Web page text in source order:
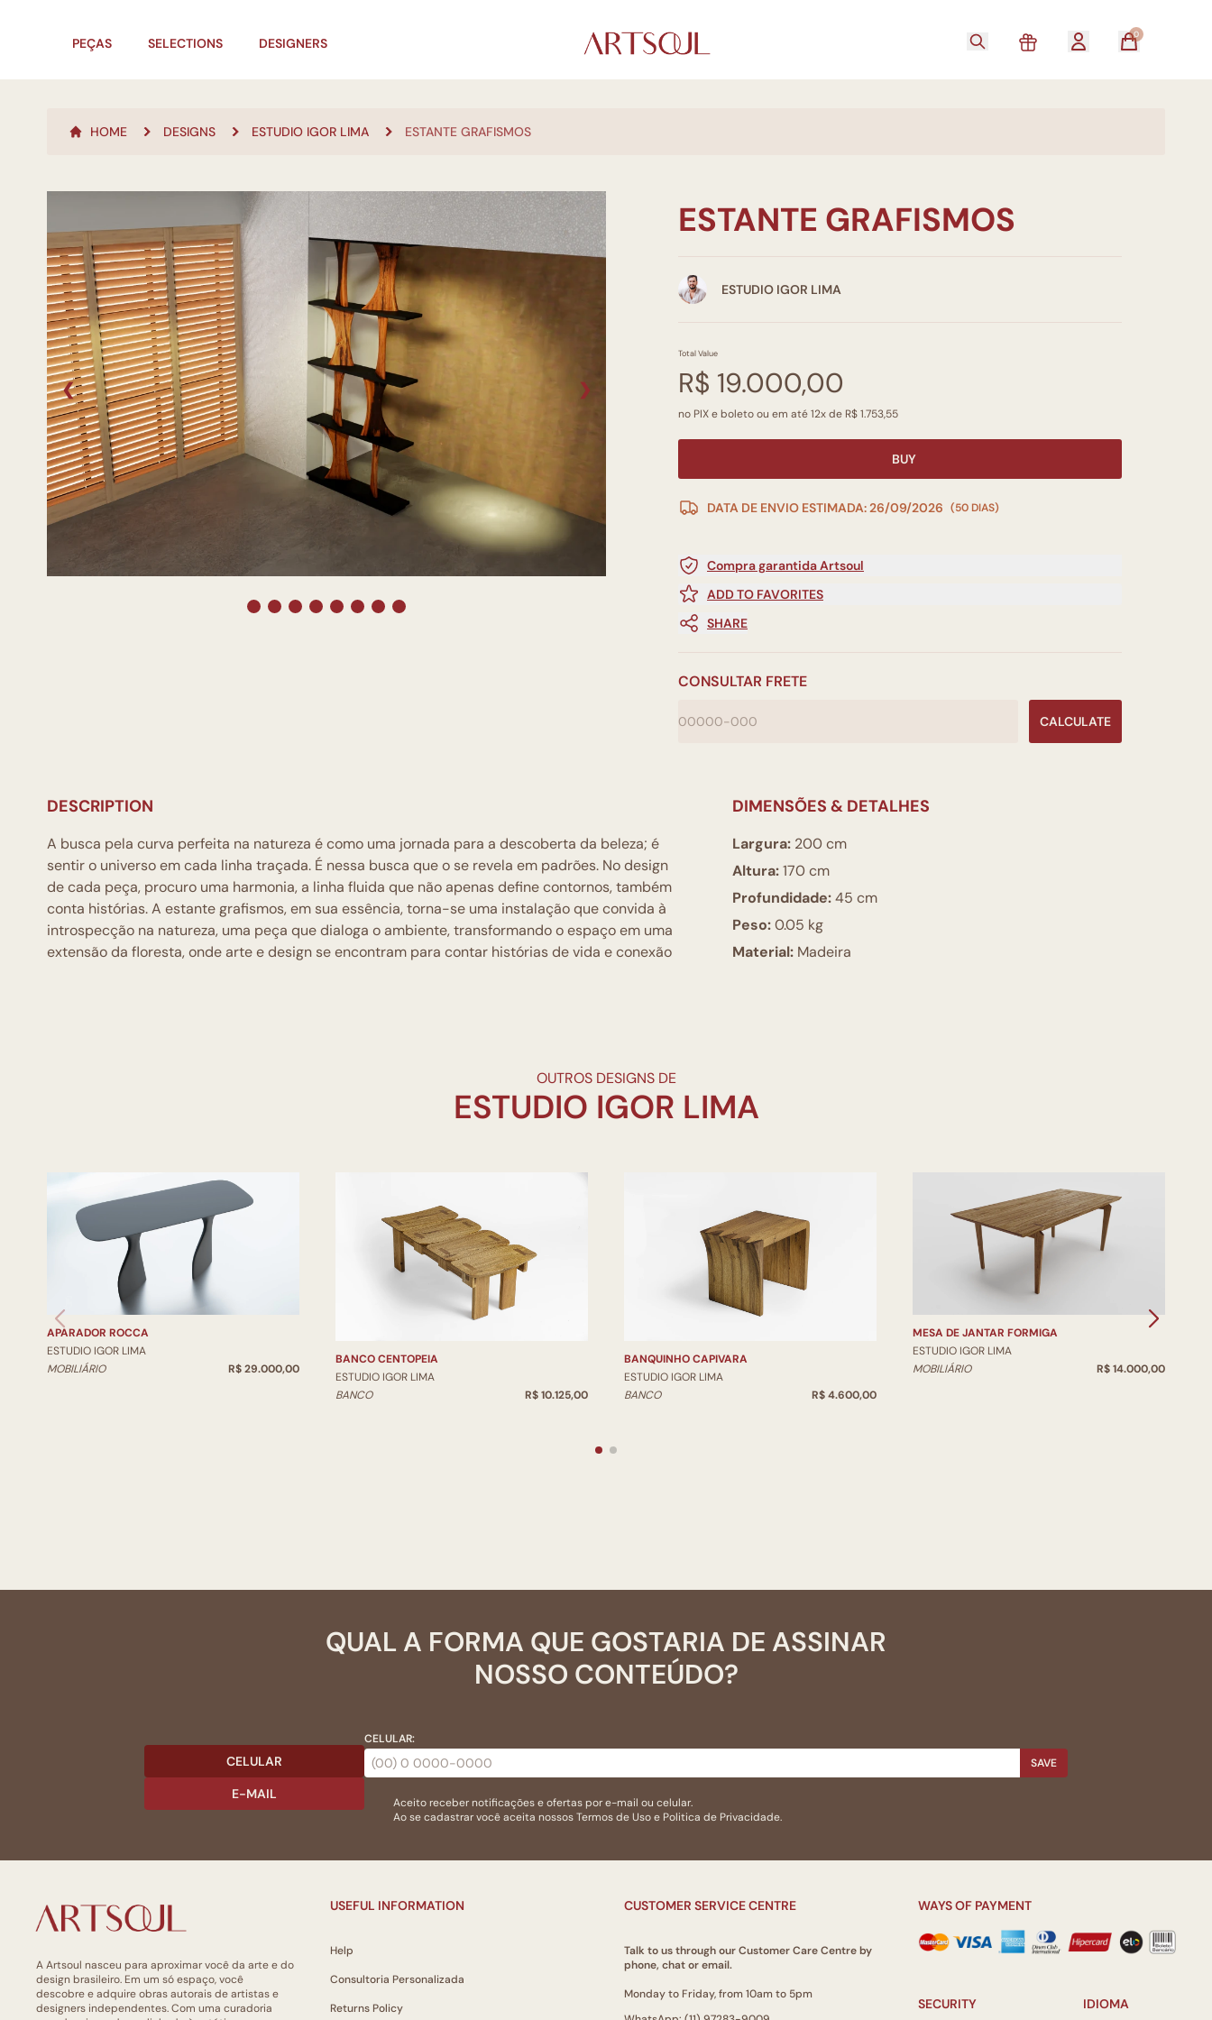
PEÇAS SELECTIONS DESIGNERS
0
HOME DESIGNS ESTUDIO IGOR LIMA ESTANTE GRAFISMOS
❮ ❯
ESTANTE GRAFISMOS
ESTUDIO IGOR LIMA
Total Value
R$ 19.000,00
no PIX e boleto ou em até 12x de R$ 1.753,55
BUY
DATA DE ENVIO ESTIMADA: 26/09/2026 (50 DIAS)
Compra garantida Artsoul
ADD TO FAVORITES
SHARE
CONSULTAR FRETE
CALCULATE
DESCRIPTION
A busca pela curva perfeita na natureza é como uma jornada para a descoberta da beleza; é
sentir o universo em cada linha traçada. É nessa busca que o se revela em padrões. No design
de cada peça, procuro uma harmonia, a linha fluida que não apenas define contornos, também
conta histórias. A estante grafismos, em sua essência, torna-se uma instalação que convida à
introspecção na natureza, uma peça que dialoga o ambiente, transformando o espaço em uma
extensão da floresta, onde arte e design se encontram para contar histórias de vida e conexão
DIMENSÕES & DETALHES
Largura: 200 cm
Altura:170 cm
Profundidade:45 cm
Peso:0.05 kg
Material: Madeira
OUTROS DESIGNS DE
APARADOR ROCCA
ESTUDIO IGOR LIMA
MOBILIÁRIO
R$ 29.000,00
BANCO CENTOPEIA
ESTUDIO IGOR LIMA
BANCO
R$ 10.125,00
BANQUINHO CAPIVARA
ESTUDIO IGOR LIMA
BANCO
R$ 4.600,00
MESA DE JANTAR FORMIGA
ESTUDIO IGOR LIMA
MOBILIÁRIO
R$ 14.000,00
QUAL A FORMA QUE GOSTARIA DE ASSINAR
NOSSO CONTEÚDO?
CELULAR
E-MAIL
CELULAR:
SAVE
Aceito receber notificações e ofertas por e-mail ou celular.
Ao se cadastrar você aceita nossosTermos de Usoe Politica de Privacidade.
A Artsoul nasceu para aproximar você da arte e do
design brasileiro. Em um só espaço, você
descobre e adquire obras autorais de artistas e
designers independentes. Com uma curadoria
USEFUL INFORMATION
Help
Consultoria Personalizada
Returns Policy
CUSTOMER SERVICE CENTRE
Talk to us through our Customer Care Centre by
phone, chat or email.
Monday to Friday, from 10am to 5pm
WAYS OF PAYMENT
SECURITY IDIOMA